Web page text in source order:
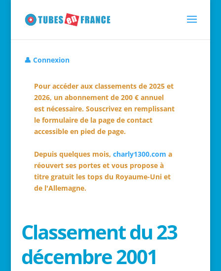
👤 Connexion
Pour accéder aux classements de 2025 et
2026, un abonnement de 200 € annuel
est nécessaire. Souscrivez en remplissant
le formulaire de la page de contact
accessible en pied de page.
Depuis quelques mois, charly1300.com a
réouvert ses portes et vous propose à
titre gratuit les tops du Royaume-Uni et
de l'Allemagne.
Classement du 23
décembre 2001